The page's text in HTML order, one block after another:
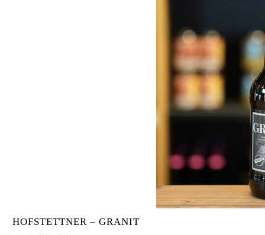
HOFSTETTNER – GRANIT